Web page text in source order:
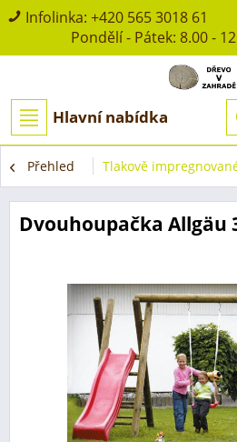
Infolinka: +420 565 3018 61
Pondělí - Pátek: 8.00 -
Hlavní nabídka
Přehled Tlakově
Dvouhoupačka Allgäu